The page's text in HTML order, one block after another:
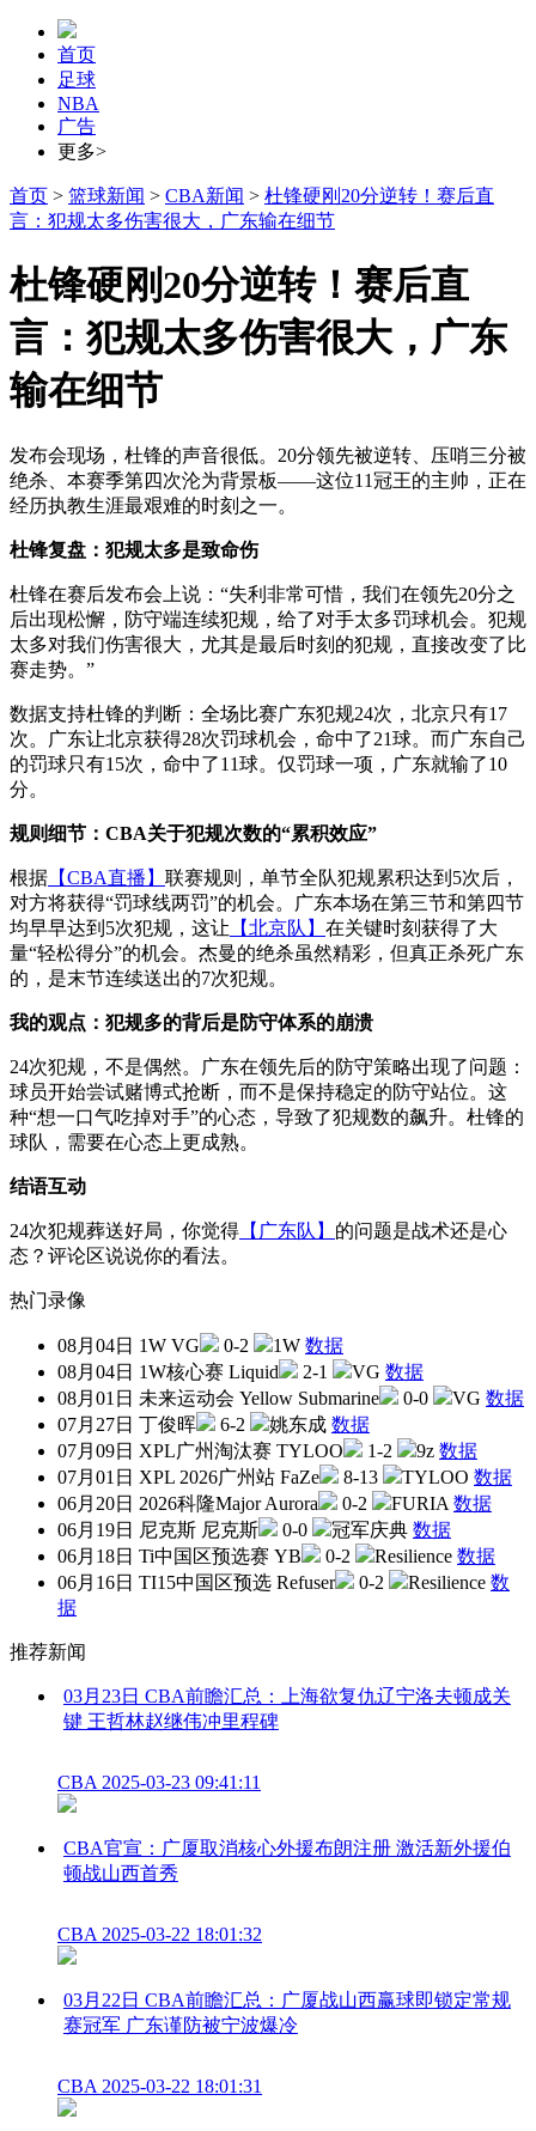
首页
足球
NBA
广告
更多>
首页 > 篮球新闻 > CBA新闻 > 杜锋硬刚20分逆转！赛后直
言：犯规太多伤害很大，广东输在细节
杜锋硬刚20分逆转！赛后直
言：犯规太多伤害很大，广东
输在细节
发布会现场，杜锋的声音很低。20分领先被逆转、压哨三分被
绝杀、本赛季第四次沦为背景板——这位11冠王的主帅，正在
经历执教生涯最艰难的时刻之一。
杜锋复盘：犯规太多是致命伤
杜锋在赛后发布会上说：“失利非常可惜，我们在领先20分之
后出现松懈，防守端连续犯规，给了对手太多罚球机会。犯规
太多对我们伤害很大，尤其是最后时刻的犯规，直接改变了比
赛走势。”
数据支持杜锋的判断：全场比赛广东犯规24次，北京只有17
次。广东让北京获得28次罚球机会，命中了21球。而广东自己
的罚球只有15次，命中了11球。仅罚球一项，广东就输了10
分。
规则细节：CBA关于犯规次数的“累积效应”
根据 【CBA直播】 联赛规则，单节全队犯规累积达到5次后，
对方将获得“罚球线两罚”的机会。广东本场在第三节和第四节
均早早达到5次犯规，这让 【北京队】 在关键时刻获得了大
量“轻松得分”的机会。杰曼的绝杀虽然精彩，但真正杀死广东
的，是末节连续送出的7次犯规。
我的观点：犯规多的背后是防守体系的崩溃
24次犯规，不是偶然。广东在领先后的防守策略出现了问题：
球员开始尝试赌博式抢断，而不是保持稳定的防守站位。这
种“想一口气吃掉对手”的心态，导致了犯规数的飙升。杜锋的
球队，需要在心态上更成熟。
结语互动
24次犯规葬送好局，你觉得 【广东队】 的问题是战术还是心
态？评论区说说你的看法。
热门录像
08月04日 1W VG 0-2 1W 数据
08月04日 1W核心赛 Liquid 2-1 VG 数据
08月01日 未来运动会 Yellow Submarine 0-0 VG 数据
07月27日 丁俊晖 6-2 姚东成 数据
07月09日 XPL广州淘汰赛 TYLOO 1-2 9z 数据
07月01日 XPL 2026广州站 FaZe 8-13 TYLOO 数据
06月20日 2026科隆Major Aurora 0-2 FURIA 数据
06月19日 尼克斯 尼克斯 0-0 冠军庆典 数据
06月18日 Ti中国区预选赛 YB 0-2 Resilience 数据
06月16日 TI15中国区预选 Refuser 0-2 Resilience 数
据
推荐新闻
03月23日 CBA前瞻汇总：上海欲复仇辽宁洛夫顿成关
键 王哲林赵继伟冲里程碑
CBA 2025-03-23 09:41:11
CBA官宣：广厦取消核心外援布朗注册 激活新外援伯
顿战山西首秀
CBA 2025-03-22 18:01:32
03月22日 CBA前瞻汇总：广厦战山西赢球即锁定常规
赛冠军 广东谨防被宁波爆冷
CBA 2025-03-22 18:01:31